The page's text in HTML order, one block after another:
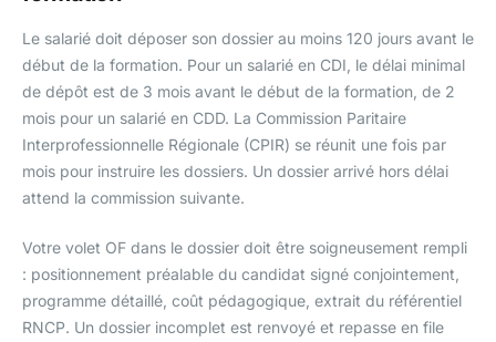
Le salarié doit déposer son dossier au moins 120 jours avant le
début de la formation. Pour un salarié en CDI, le délai minimal
de dépôt est de 3 mois avant le début de la formation, de 2
mois pour un salarié en CDD. La Commission Paritaire
Interprofessionnelle Régionale (CPIR) se réunit une fois par
mois pour instruire les dossiers. Un dossier arrivé hors délai
attend la commission suivante.
Votre volet OF dans le dossier doit être soigneusement rempli
: positionnement préalable du candidat signé conjointement,
programme détaillé, coût pédagogique, extrait du référentiel
RNCP. Un dossier incomplet est renvoyé et repasse en file